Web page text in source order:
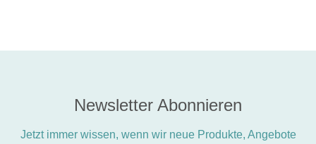
Newsletter Abonnieren
Jetzt immer wissen, wenn wir neue Produkte, Angebote